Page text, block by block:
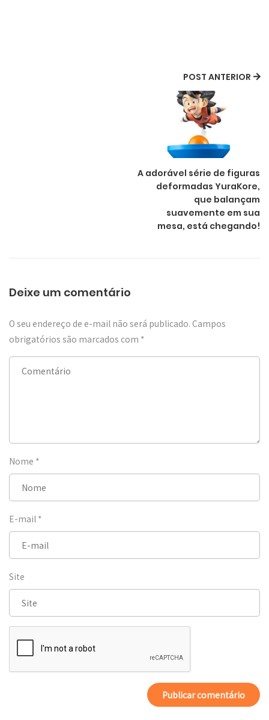
POST ANTERIOR
A adorável série de figuras
deformadas YuraKore,
que balançam
suavemente em sua
mesa, está chegando!
Deixe um comentário
O seu endereço de e-mail não será publicado. Campos
obrigatórios são marcados com *
Nome *
E-mail *
Site